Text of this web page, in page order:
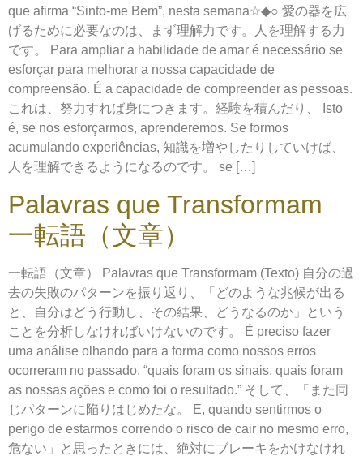
que afirma “Sinto-me Bem”, nesta semana☆◆○ 愛の器を広
げるために必要なのは、まず理解力です。人を理解する力
です。 Para ampliar a habilidade de amar é necessário se
esforçar para melhorar a nossa capacidade de
compreensão. É a capacidade de compreender as pessoas.
これは、努力すれば身につきます。経験を積んだり、 Isto
é, se nos esforçarmos, aprenderemos. Se formos
acumulando experiências, 知識を増やしたりしていけば、
人を理解できるようになるのです。 se […]
Palavras que Transformam
一転語（文章）
一転語（文章） Palavras que Transformam (Texto) 自分の過
去の失敗のパターンを振り返り、「どのような兆候が出る
と、自分はどう行動し、その結果、どうなるのか」という
ことを分析しなければいけないのです。 É preciso fazer
uma análise olhando para a forma como nossos erros
ocorreram no passado, “quais foram os sinais, quais foram
as nossas ações e como foi o resultado.” そして、「また同
じパターンに陥りはじめたな。 E, quando sentirmos o
perigo de estarmos correndo o risco de cair no mesmo erro,
危ない」と思ったときには、絶対にブレーキをかけなけれ